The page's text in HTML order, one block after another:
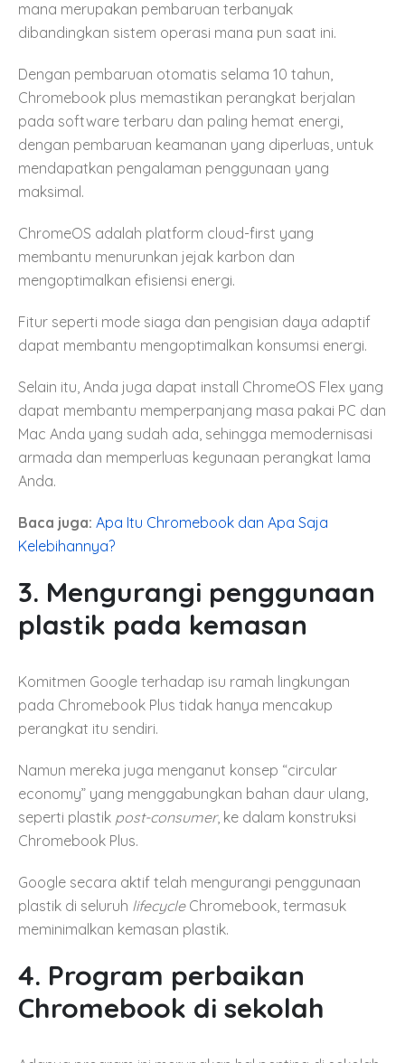
mana merupakan pembaruan terbanyak
dibandingkan sistem operasi mana pun saat ini.
Dengan pembaruan otomatis selama 10 tahun,
Chromebook plus memastikan perangkat berjalan
pada software terbaru dan paling hemat energi,
dengan pembaruan keamanan yang diperluas, untuk
mendapatkan pengalaman penggunaan yang
maksimal.
ChromeOS adalah platform cloud-first yang
membantu menurunkan jejak karbon dan
mengoptimalkan efisiensi energi.
Fitur seperti mode siaga dan pengisian daya adaptif
dapat membantu mengoptimalkan konsumsi energi.
Selain itu, Anda juga dapat install ChromeOS Flex yang
dapat membantu memperpanjang masa pakai PC dan
Mac Anda yang sudah ada, sehingga memodernisasi
armada dan memperluas kegunaan perangkat lama
Anda.
Baca juga: Apa Itu Chromebook dan Apa Saja
Kelebihannya?
3. Mengurangi penggunaan
plastik pada kemasan
Komitmen Google terhadap isu ramah lingkungan
pada Chromebook Plus tidak hanya mencakup
perangkat itu sendiri.
Namun mereka juga menganut konsep “circular
economy” yang menggabungkan bahan daur ulang,
seperti plastik post-consumer, ke dalam konstruksi
Chromebook Plus.
Google secara aktif telah mengurangi penggunaan
plastik di seluruh lifecycleChromebook, termasuk
meminimalkan kemasan plastik.
4. Program perbaikan
Chromebook di sekolah